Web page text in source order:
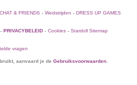
CHAT & FRIENDS • Wedstrijden • DRESS UP GAMES
• PRIVACYBELEID • Cookies • Stardoll Sitemap
vragen
aanvaard je de Gebruiksvoorwaarden.